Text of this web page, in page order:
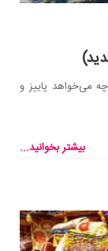
می‌خواهد پاییز و
بیشتر بخوانید...